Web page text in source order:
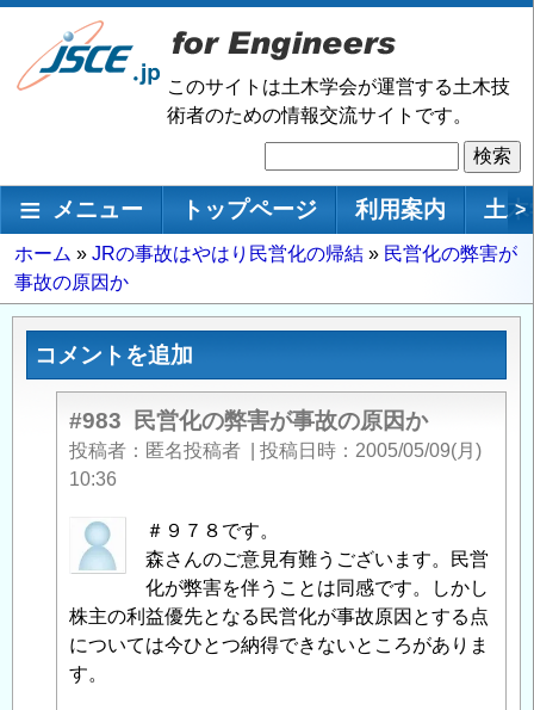
メ
ン
移
動
このサイトは土木学会が運営する土木技
術者のための情報交流サイトです。
索
メインナビゲーション
メニュー トップページ 利用案内 土 >
パ
ン
く
ホーム JRの事故はやはり民営化の帰結
民営化の弊害が
事故の原因か
コメントを追加
#983 民営化の弊害が事故の原因か
投稿者 匿名投稿者 投稿日時
2005/05/09(月)
10:36
匿
名
稿
者
に
＃９７８です。
森さんのご意見有難うございます。民営
化が弊害を伴うことは同感です。しかし
株主の利益優先となる民営化が事故原因とする点
については今ひとつ納得できないところがありま
す。